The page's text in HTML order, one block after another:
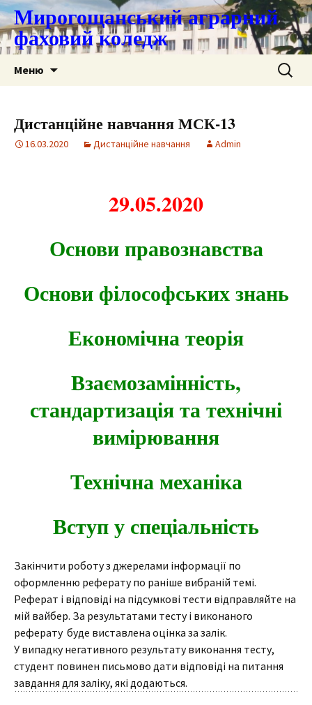
Мирогощанський аграрний
фаховий коледж
Меню Пошук:
Дистанційне навчання МСК-13
16.03.2020 Дистанційне навчання Admin
29.05.2020
Основи правознавства
Основи філософських знань
Економічна теорія
Взаємозамінність,
стандартизація та технічні
вимірювання
Технічна механіка
Вступ у спеціальність
Закінчити роботу з джерелами інформації по
оформленню реферату по раніше вибраній темі.
Реферат і відповіді на підсумкові тести відправляйте на
мій вайбер. За результатами тесту і виконаного
реферату буде виставлена оцінка за залік.
У випадку негативного результату виконання тесту,
студент повинен письмово дати відповіді на питання
завдання для заліку, які додаються.